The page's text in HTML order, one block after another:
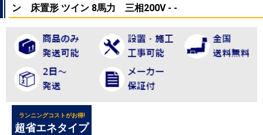
ン 床置形 ツイン 8馬力 三相200V - -
ランニングコストがお得!
超省エネタイプ